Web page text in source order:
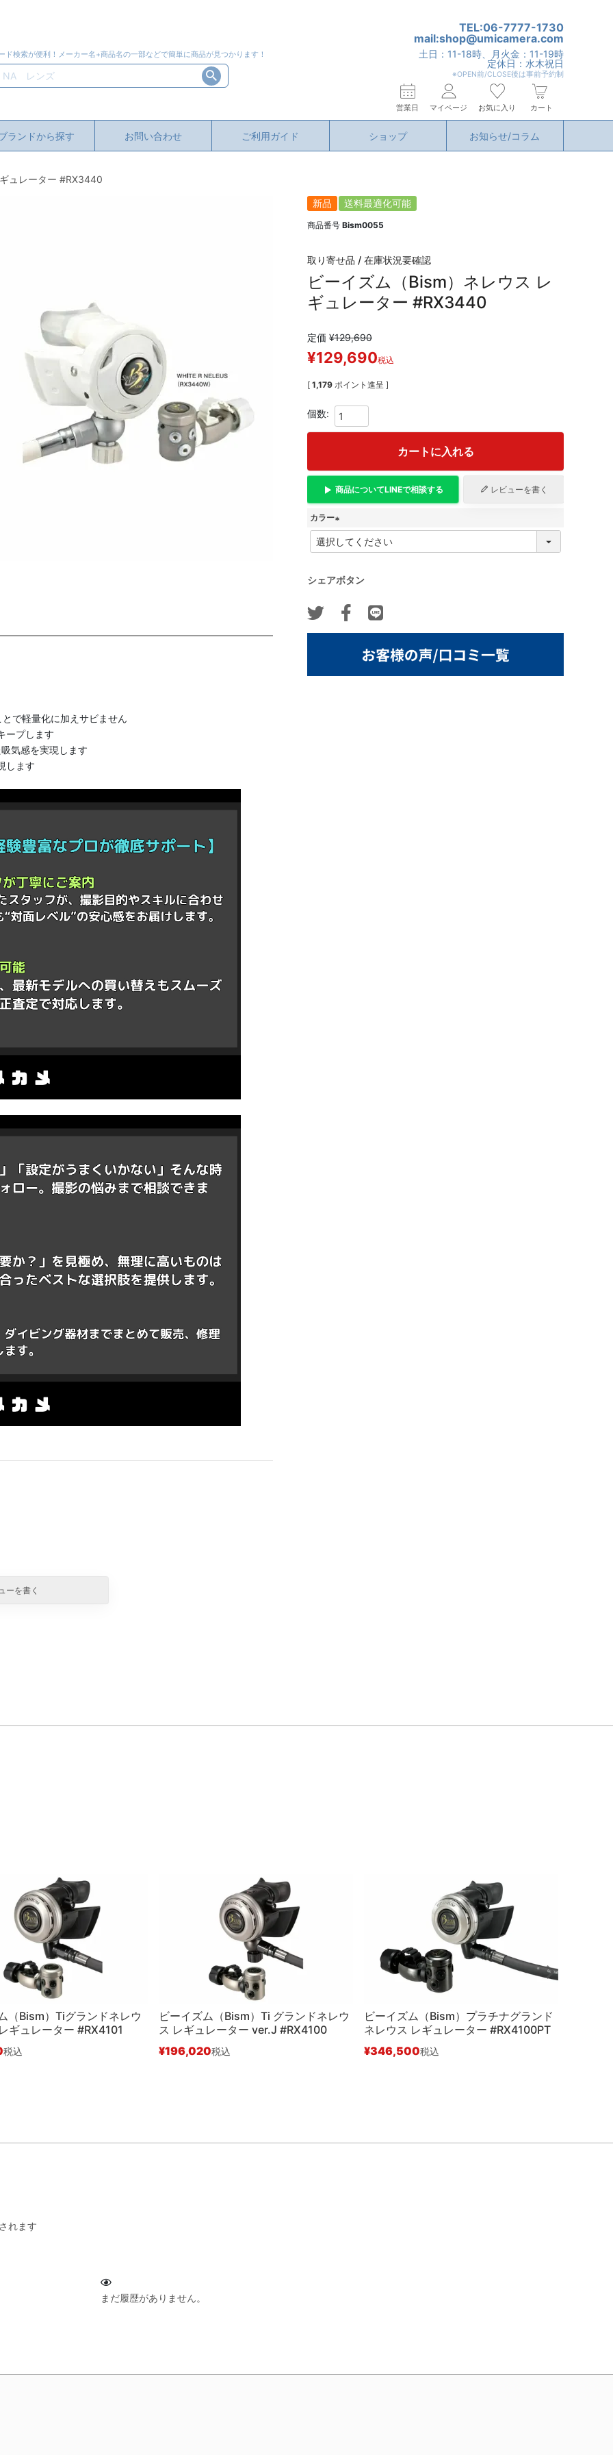
ド検索が便利！メーカー名+商品名の一部などで簡単に商品が見つかります！
TEL:06-7777-1730
mail:shop@umicamera.com
土日：11-18時、月火金：11-19時
定休日：水木祝日
※OPEN前/CLOSE後は事前予約制
営業日 マイページ お気に入り カート
ランドから探す お問い合わせ ご利用ガイド ショップ お知らせ/コラム
ュレーター #RX3440
で軽量化に加えサビません
ープします
気感を実現します
します
ーを書く
新品 送料最適化可能
商品番号 Bism0055
取り寄せ品 / 在庫状況要確認
ビーイズム（Bism）ネレウス レ
ギュレーター #RX3440
定価 ¥129,690
¥129,690税込
[ 1,179 ポイント進呈 ]
カートに入れる
商品についてLINEで相談する レビューを書く
カラー
必
)
シェアボタン
（Bism）Tiグランドネレウ
ギュレーター #RX4101
税込
ビーイズム（Bism）Ti グランドネレウ
ス レギュレーター ver.J #RX4100
¥196,020税込
ビーイズム（Bism）プラチナグランド
ネレウス レギュレーター #RX4100PT
¥346,500税込
れます
まだ履歴がありません。